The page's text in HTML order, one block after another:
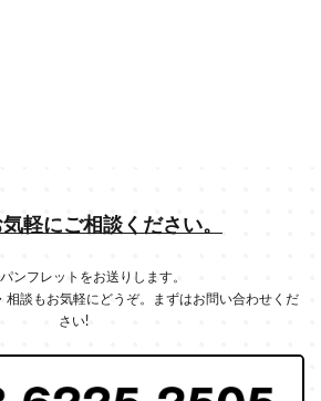
軽にご相談ください。
ンフレットをお送りします。
相談もお気軽にどうぞ。まずはお問い合わせくだ
さい!